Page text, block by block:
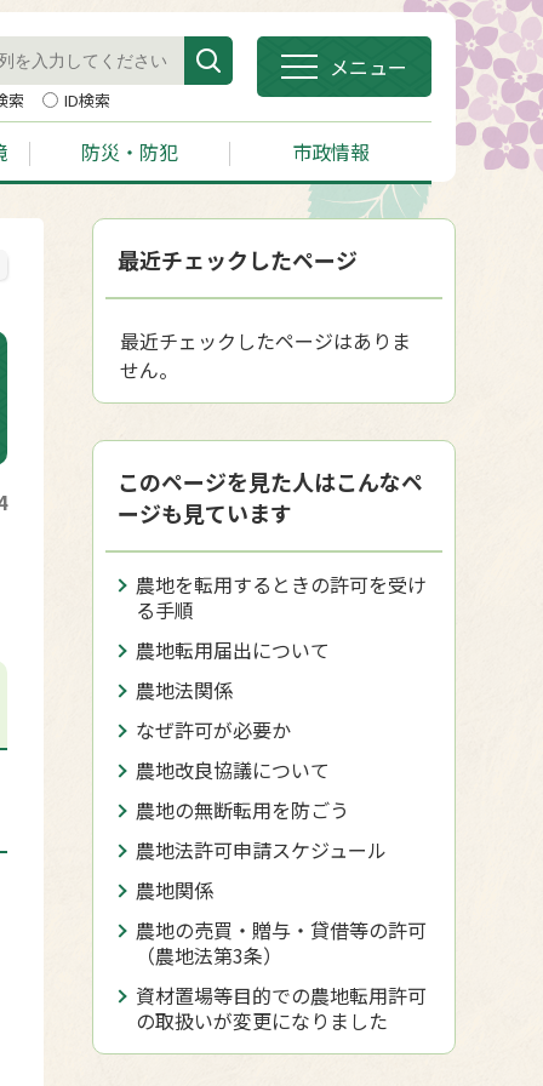
索 ID検索
メニュー
防災・防犯 市政情報
最近チェックしたページ
最近チェックしたページはありま
せん。
このページを見た人はこんなペ
ージも見ています
農地を転用するときの許可を受け
る手順
農地転用届出について
農地法関係
なぜ許可が必要か
農地改良協議について
農地の無断転用を防ごう
農地法許可申請スケジュール
農地関係
農地の売買・贈与・貸借等の許可
（農地法第3条）
資材置場等目的での農地転用許可
の取扱いが変更になりました